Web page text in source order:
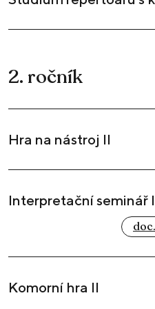
2. ročník
Hra na nástroj II
Interpretační seminář
Komorní hra II